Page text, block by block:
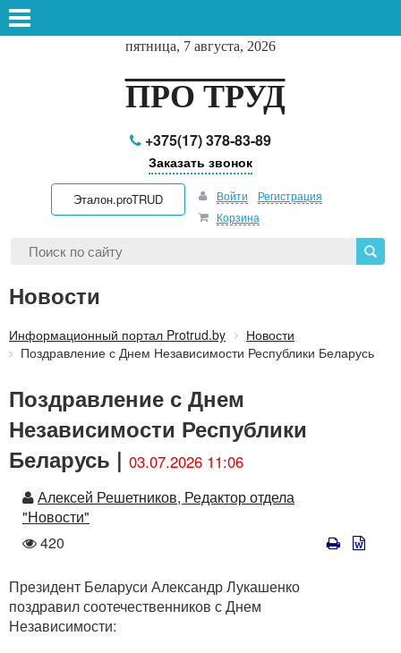
пятница, 7 августа, 2026
ПРО ТРУД
+375(17) 378-83-89
Заказать звонок
Эталон.proTRUD Войти
Регистрация
Корзина
Новости
Информационный портал Protrud.by
Новости
Поздравление с Днем Независимости Республики Беларусь
Поздравление с Днем
Независимости Республики
Беларусь | 03.07.2026 11:06
Автор
Алексей Решетников, Редактор отдела
"Новости"
Количество
420
Президент Беларуси Александр Лукашенко
поздравил соотечественников с Днем
Независимости: